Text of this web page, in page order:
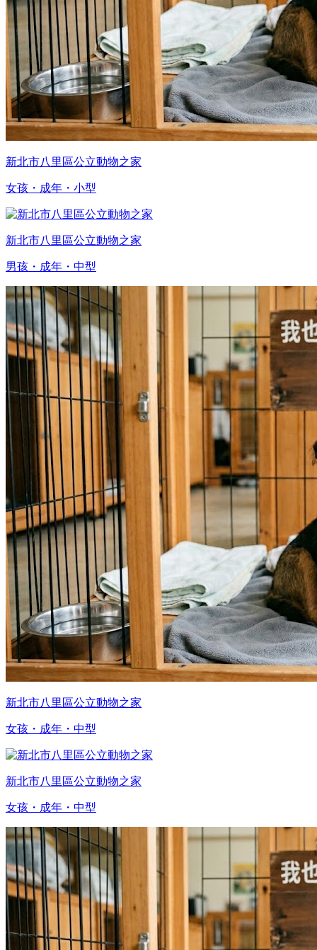
新北市八里區公立動物之家
女孩・成年・小型
新北市八里區公立動物之家
男孩・成年・中型
新北市八里區公立動物之家
女孩・成年・中型
新北市八里區公立動物之家
女孩・成年・中型